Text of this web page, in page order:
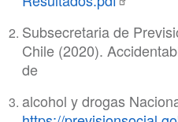
Subsecretaria de
Chile (2020).
de
alcohol y drogas